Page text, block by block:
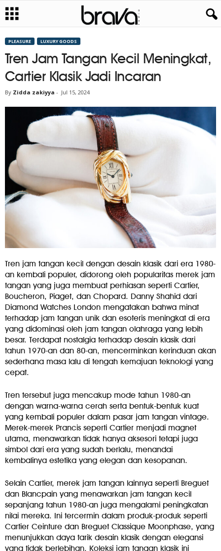
PLEASURE LUXURY GOODS
Tren Jam Tangan Kecil Meningkat,
Cartier Klasik Jadi Incaran
By Zidda zakiyya - Jul 15, 2024
Tren jam tangan kecil dengan desain klasik dari era 1980-
an kembali populer, didorong oleh popularitas merek jam
tangan yang juga membuat perhiasan seperti Cartier,
Boucheron, Piaget, dan Chopard. Danny Shahid dari
Diamond Watches London mengatakan bahwa minat
terhadap jam tangan unik dan esoteris meningkat di era
yang didominasi oleh jam tangan olahraga yang lebih
besar. Terdapat nostalgia terhadap desain klasik dari
tahun 1970-an dan 80-an, mencerminkan kerinduan akan
sederhana masa lalu di tengah kemajuan teknologi yang
cepat.
Tren tersebut juga mencakup mode tahun 1980-an
dengan warna-warna cerah serta bentuk-bentuk kuat
yang kembali populer dalam pasar jam tangan vintage.
Merek-merek Prancis seperti Cartier menjadi magnet
utama, menawarkan tidak hanya aksesori tetapi juga
simbol dari era yang sudah berlalu, menandai
kembalinya estetika yang elegan dan kesopanan.
Selain Cartier, merek jam tangan lainnya seperti Breguet
dan Blancpain yang menawarkan jam tangan kecil
sepanjang tahun 1980-an juga mengalami peningkatan
nilai mereka. Ini tercermin dalam produk-produk seperti
Cartier Ceinture dan Breguet Classique Moonphase, yang
menunjukkan daya tarik desain klasik dengan elegansi
yang tidak berlebihan. Koleksi jam tangan klasik ini